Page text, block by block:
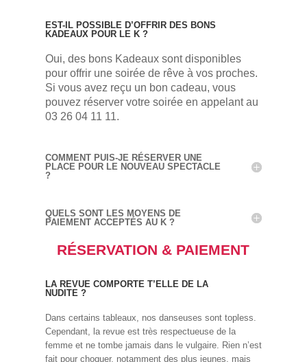
EST-IL POSSIBLE D’OFFRIR DES BONS
KADEAUX POUR LE K ?
Oui, des bons Kadeaux sont disponibles
pour offrir une soirée de rêve à vos proches.
Si vous avez reçu un bon cadeau, vous
pouvez réserver votre soirée en appelant au
03 26 04 11 11.
COMMENT PUIS-JE RÉSERVER UNE
PLACE POUR LE NOUVEAU SPECTACLE
?
QUELS SONT LES MOYENS DE
PAIEMENT ACCEPTÉS AU K ?
RÉSERVATION & PAIEMENT
LA REVUE COMPORTE T’ELLE DE LA
NUDITE ?
Dans certains tableaux, nos danseuses sont topless.
Cependant, la revue est très respectueuse de la
femme et ne tombe jamais dans le vulgaire. Rien n’est
fait pour choquer, notamment des plus jeunes, mais